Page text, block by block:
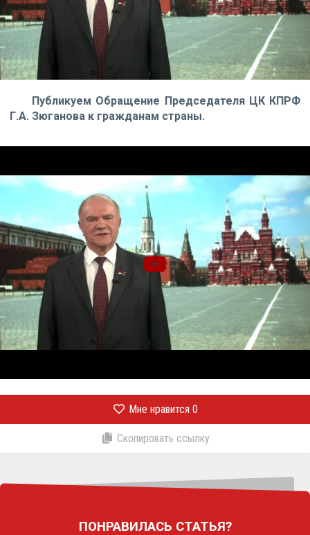
Публикуем Обращение Председателя ЦК КПРФ
Г.А. Зюганова к гражданам страны.
Мне нравится 0
Скопировать ссылку
ПОНРАВИЛАСЬ СТАТЬЯ?